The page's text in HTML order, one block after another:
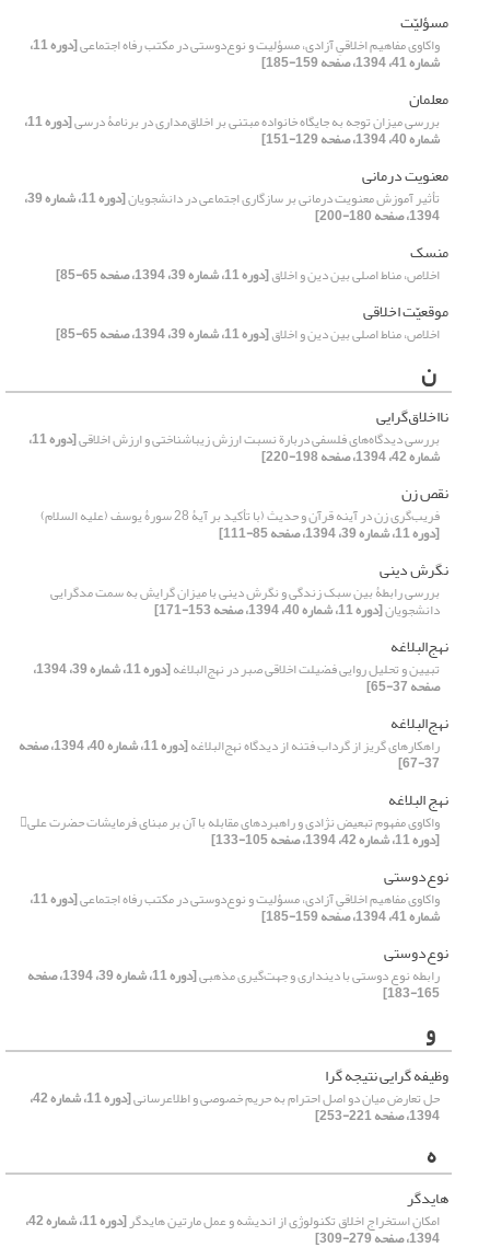
مسؤلیّت
واکاوی مفاهیم اخلاقیِ آزادی، مسؤلیت و نوع‌دوستی در مکتب رفاه اجتماعی [دوره 11،
شماره 41، 1394، صفحه 159-185]
معلمان
بررسی میزان توجه به جایگاه خانواده مبتنی بر اخلاق‌مداری در برنامۀ درسی [دوره 11،
شماره 40، 1394، صفحه 129-151]
معنویت درمانی
تأثیر آموزش معنویت درمانی بر سازگاری اجتماعی در دانشجویان [دوره 11، شماره 39،
1394، صفحه 180-200]
منسک
اخلاص، مناط اصلی بین دین و اخلاق[دوره 11، شماره 39، 1394، صفحه 65-85]
موقعیّت اخلاقی
اخلاص، مناط اصلی بین دین و اخلاق[دوره 11، شماره 39، 1394، صفحه 65-85]
ن
نااخلاق‌گرایی
بررسی دیدگاه‌های فلسفی دربارة نسبت ارزش زیباشناختی و ارزش اخلاقی [دوره 11،
شماره 42، 1394، صفحه 198-220]
نقص زن
فریب‌گری زن در آینه قرآن و حدیث (با تأکید بر آیۀ 28 سورۀ یوسف (علیه السلام)
[دوره 11، شماره 39، 1394، صفحه 85-111]
نگرش دینی
بررسی رابطۀ بین سبک زندگی و نگرش دینی با میزان گرایش به سمت مدگرایی
دانشجویان[دوره 11، شماره 40، 1394، صفحه 153-171]
نهج‌البلاغه
تبیین و تحلیل روایی فضیلت اخلاقی صبر در نهج‌البلاغه [دوره 11، شماره 39، 1394،
صفحه 37-65]
نهج‌البلاغه
راهکار‌های گریز از گرداب فتنه از دیدگاه نهج‌البلاغه [دوره 11، شماره 40، 1394، صفحه
37-67]
نهج البلاغه
واکاوی مفهوم تبعیض نژادی و راهبردهای مقابله با آن بر مبنای فرمایشات حضرت علی
[دوره 11، شماره 42، 1394، صفحه 105-133]
نوع‌دوستی
واکاوی مفاهیم اخلاقیِ آزادی، مسؤلیت و نوع‌دوستی در مکتب رفاه اجتماعی [دوره 11،
شماره 41، 1394، صفحه 159-185]
نوع‌دوستی
رابطه نوع دوستی با دینداری و جهت‌گیری مذهبی [دوره 11، شماره 39، 1394، صفحه
165-183]
و
وظیفه گرایی نتیجه گرا
حل تعارض میان دو اصل احترام به حریم خصوصی و اطلاعرسانی [دوره 11، شماره 42،
1394، صفحه 221-253]
ه
هایدگر
امکانِ استخراج اخلاق تکنولوژی از اندیشه و عمل مارتین هایدگر [دوره 11، شماره 42،
1394، صفحه 279-309]